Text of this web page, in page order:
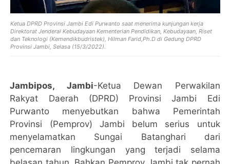
Ketua DPRD Provinsi Jambi Edi Purwanto saat menerima kunjungan kerja
Direktorat Jenderal Kebudayaan Kementerian Pendidikan, Kebudayaan, Riset
dan Teknologi (Kemendikbudristek), Hilman Farid,Ph.D di Gedung DPRD
Provinsi Jambi, Selasa (15/3/2022).
Jambipos, Jambi-Ketua Dewan Perwakilan
Rakyat Daerah (DPRD) Provinsi Jambi Edi
Purwanto menyebutkan bahwa Pemerintah
Provinsi (Pemprov) Jambi belum serius untuk
menyelamatkan Sungai Batanghari dari
pencemaran lingkungan yang terjadi selama